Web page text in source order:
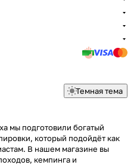
Темная тема
мы подготовили богатый
который подойдёт как
В нашем магазине вы
кемпинга и